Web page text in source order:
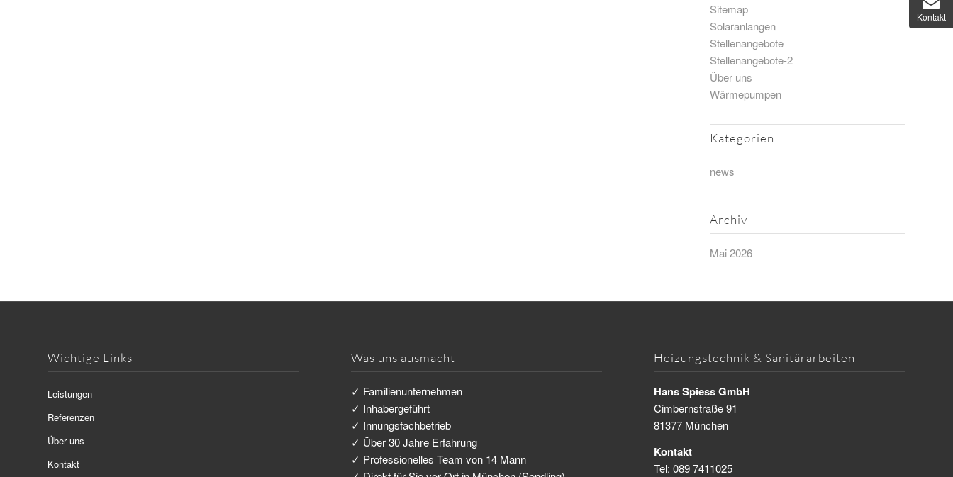
Sitemap
Solaranlangen
Stellenangebote
Stellenangebote-2
Über uns
Wärmepumpen
Kategorien
news
Archiv
Mai 2026
Wichtige Links
Leistungen
Referenzen
Über uns
Kontakt
Was uns ausmacht
✓ Familienunternehmen
✓ Inhabergeführt
✓ Innungsfachbetrieb
✓ Über 30 Jahre Erfahrung
✓ Professionelles Team von 14 Mann
Heizungstechnik & Sanitärarbeiten
Hans Spiess GmbH
Cimbernstraße 91
81377 München
Kontakt
Tel:089 7411025
Kontakt